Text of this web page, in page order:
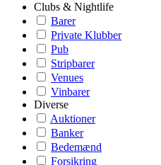
Clubs & Nightlife
Barer
Private Klubber
Pub
Stripbarer
Venues
Vinbarer
Diverse
Auktioner
Banker
Bedemænd
Forsikring